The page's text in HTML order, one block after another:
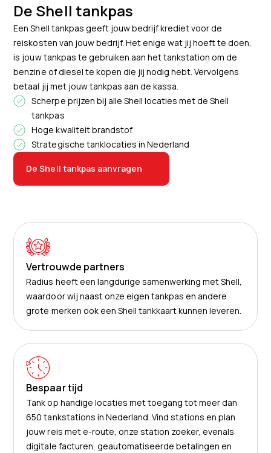
De Shell tankpas
Een Shell tankpas geeft jouw bedrijf krediet voor de
reiskosten van jouw bedrijf. Het enige wat jij hoeft te doen,
is jouw tankpas te gebruiken aan het tankstation om de
benzine of diesel te kopen die jij nodig hebt. Vervolgens
betaal jij met jouw tankpas aan de kassa.
Scherpe prijzen bij alle Shell locaties met de Shell
tankpas
Hoge kwaliteit brandstof
Strategische tanklocaties in Nederland
De Shell tankpas aanvragen
Vertrouwde partners
Radius heeft een langdurige samenwerking met Shell,
waardoor wij naast onze eigen tankpas en andere
grote merken ook een Shell tankkaart kunnen leveren.
Bespaar tijd
Tank op handige locaties met toegang tot meer dan
650 tankstations in Nederland. Vind stations en plan
jouw reis met e-route, onze station zoeker, evenals
digitale facturen, geautomatiseerde betalingen en